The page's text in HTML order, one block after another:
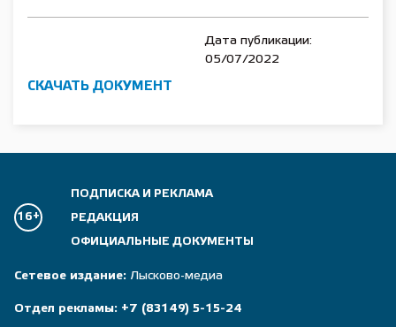
Дата публикации:
05/07/2022
СКАЧАТЬ ДОКУМЕНТ
16+
ПОДПИСКА И РЕКЛАМА
РЕДАКЦИЯ
ОФИЦИАЛЬНЫЕ ДОКУМЕНТЫ
Сетевое издание: Лысково-медиа
Отдел рекламы: +7 (83149) 5-15-24